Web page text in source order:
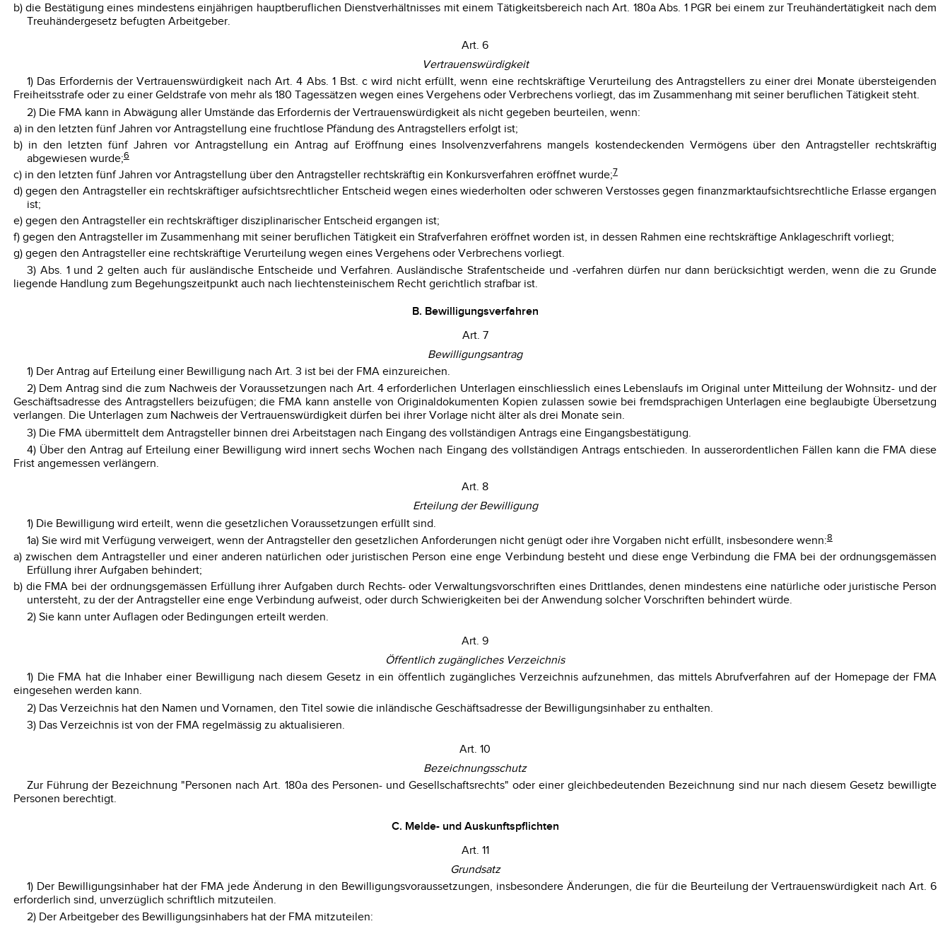
b) die Bestätigung eines mindestens einjährigen hauptberuflichen Dienstverhältnisses mit einem Tätigkeitsbereich nach Art. 180a Abs. 1 PGR bei einem zur Treuhändertätigkeit nach dem
Treuhändergesetz befugten Arbeitgeber.
Art. 6
Vertrauenswürdigkeit
1) Das Erfordernis der Vertrauenswürdigkeit nach Art. 4 Abs. 1 Bst. c wird nicht erfüllt, wenn eine rechtskräftige Verurteilung des Antragstellers zu einer drei Monate übersteigenden
Freiheitsstrafe oder zu einer Geldstrafe von mehr als 180 Tagessätzen wegen eines Vergehens oder Verbrechens vorliegt, das im Zusammenhang mit seiner beruflichen Tätigkeit steht.
2) Die FMA kann in Abwägung aller Umstände das Erfordernis der Vertrauenswürdigkeit als nicht gegeben beurteilen, wenn:
a) in den letzten fünf Jahren vor Antragstellung eine fruchtlose Pfändung des Antragstellers erfolgt ist;
b) in den letzten fünf Jahren vor Antragstellung ein Antrag auf Eröffnung eines Insolvenzverfahrens mangels kostendeckenden Vermögens über den Antragsteller rechtskräftig
abgewiesen wurde;6
c) in den letzten fünf Jahren vor Antragstellung über den Antragsteller rechtskräftig ein Konkursverfahren eröffnet wurde;7
d) gegen den Antragsteller ein rechtskräftiger aufsichtsrechtlicher Entscheid wegen eines wiederholten oder schweren Verstosses gegen finanzmarktaufsichtsrechtliche Erlasse ergangen
ist;
e) gegen den Antragsteller ein rechtskräftiger disziplinarischer Entscheid ergangen ist;
f) gegen den Antragsteller im Zusammenhang mit seiner beruflichen Tätigkeit ein Strafverfahren eröffnet worden ist, in dessen Rahmen eine rechtskräftige Anklageschrift vorliegt;
g) gegen den Antragsteller eine rechtskräftige Verurteilung wegen eines Vergehens oder Verbrechens vorliegt.
3) Abs. 1 und 2 gelten auch für ausländische Entscheide und Verfahren. Ausländische Strafentscheide und -verfahren dürfen nur dann berücksichtigt werden, wenn die zu Grunde
liegende Handlung zum Begehungszeitpunkt auch nach liechtensteinischem Recht gerichtlich strafbar ist.
B. Bewilligungsverfahren
Art. 7
Bewilligungsantrag
1) Der Antrag auf Erteilung einer Bewilligung nach Art. 3 ist bei der FMA einzureichen.
2) Dem Antrag sind die zum Nachweis der Voraussetzungen nach Art. 4 erforderlichen Unterlagen einschliesslich eines Lebenslaufs im Original unter Mitteilung der Wohnsitz- und der
Geschäftsadresse des Antragstellers beizufügen; die FMA kann anstelle von Originaldokumenten Kopien zulassen sowie bei fremdsprachigen Unterlagen eine beglaubigte Übersetzung
verlangen. Die Unterlagen zum Nachweis der Vertrauenswürdigkeit dürfen bei ihrer Vorlage nicht älter als drei Monate sein.
3) Die FMA übermittelt dem Antragsteller binnen drei Arbeitstagen nach Eingang des vollständigen Antrags eine Eingangsbestätigung.
4) Über den Antrag auf Erteilung einer Bewilligung wird innert sechs Wochen nach Eingang des vollständigen Antrags entschieden. In ausserordentlichen Fällen kann die FMA diese
Frist angemessen verlängern.
Art. 8
Erteilung der Bewilligung
1) Die Bewilligung wird erteilt, wenn die gesetzlichen Voraussetzungen erfüllt sind.
1a) Sie wird mit Verfügung verweigert, wenn der Antragsteller den gesetzlichen Anforderungen nicht genügt oder ihre Vorgaben nicht erfüllt, insbesondere wenn:8
a) zwischen dem Antragsteller und einer anderen natürlichen oder juristischen Person eine enge Verbindung besteht und diese enge Verbindung die FMA bei der ordnungsgemässen
Erfüllung ihrer Aufgaben behindert;
b) die FMA bei der ordnungsgemässen Erfüllung ihrer Aufgaben durch Rechts- oder Verwaltungsvorschriften eines Drittlandes, denen mindestens eine natürliche oder juristische Person
untersteht, zu der der Antragsteller eine enge Verbindung aufweist, oder durch Schwierigkeiten bei der Anwendung solcher Vorschriften behindert würde.
2) Sie kann unter Auflagen oder Bedingungen erteilt werden.
Art. 9
Öffentlich zugängliches Verzeichnis
1) Die FMA hat die Inhaber einer Bewilligung nach diesem Gesetz in ein öffentlich zugängliches Verzeichnis aufzunehmen, das mittels Abrufverfahren auf der Homepage der FMA
eingesehen werden kann.
2) Das Verzeichnis hat den Namen und Vornamen, den Titel sowie die inländische Geschäftsadresse der Bewilligungsinhaber zu enthalten.
3) Das Verzeichnis ist von der FMA regelmässig zu aktualisieren.
Art. 10
Bezeichnungsschutz
Zur Führung der Bezeichnung "Personen nach Art. 180a des Personen- und Gesellschaftsrechts" oder einer gleichbedeutenden Bezeichnung sind nur nach diesem Gesetz bewilligte
Personen berechtigt.
C. Melde- und Auskunftspflichten
Art. 11
Grundsatz
1) Der Bewilligungsinhaber hat der FMA jede Änderung in den Bewilligungsvoraussetzungen, insbesondere Änderungen, die für die Beurteilung der Vertrauenswürdigkeit nach Art. 6
erforderlich sind, unverzüglich schriftlich mitzuteilen.
2) Der Arbeitgeber des Bewilligungsinhabers hat der FMA mitzuteilen: